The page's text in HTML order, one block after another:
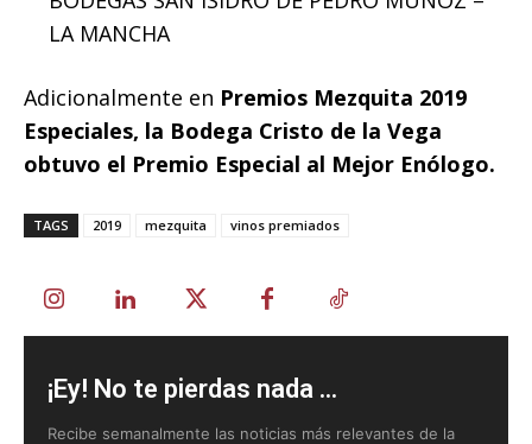
LA MANCHA
Adicionalmente en Premios Mezquita 2019
Especiales, la Bodega Cristo de la Vega
obtuvo el Premio Especial al Mejor Enólogo.
TAGS 2019 mezquita vinos premiados
¡Ey! No te pierdas nada ...
Recibe semanalmente las noticias más relevantes de la